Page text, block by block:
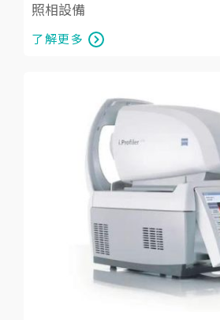
照相設備
了解更多